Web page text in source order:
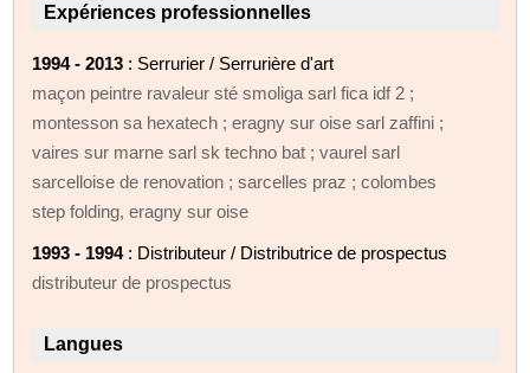
Expériences professionnelles
1994 - 2013 : Serrurier / Serrurière d'art
maçon peintre ravaleur sté smoliga sarl fica idf 2 ;
montesson sa hexatech ; eragny sur oise sarl zaffini ;
vaires sur marne sarl sk techno bat ; vaurel sarl
sarcelloise de renovation ; sarcelles praz ; colombes
step folding, eragny sur oise
1993 - 1994: Distributeur / Distributrice de prospectus
distributeur de prospectus
Langues